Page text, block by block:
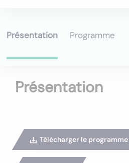
Présentation Programme
Présentation
Télécharger le programme